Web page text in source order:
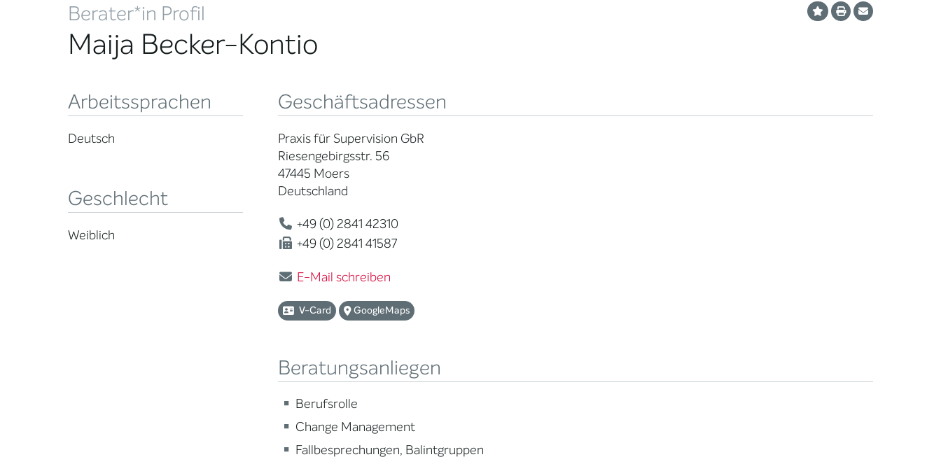
Berater*in Profil
Maija Becker-Kontio
Arbeitssprachen
Deutsch
Geschlecht
Weiblich
Geschäftsadressen
Praxis für Supervision GbR
Riesengebirgsstr. 56
47445 Moers
Deutschland
+49 (0) 2841 42310
+49 (0) 2841 41587
E-Mail schreiben
V-Card GoogleMaps
Beratungsanliegen
Berufsrolle
Change Management
Fallbesprechungen, Balintgruppen